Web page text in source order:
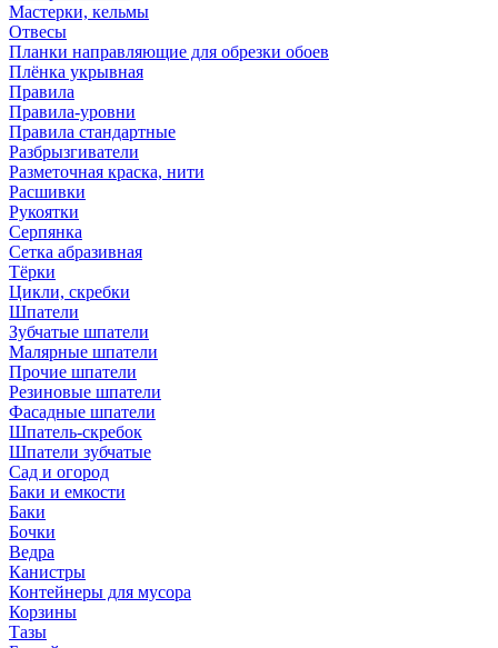
Мастерки, кельмы
Отвесы
Планки направляющие для обрезки обоев
Плёнка укрывная
Правила
Правила-уровни
Правила стандартные
Разбрызгиватели
Разметочная краска, нити
Расшивки
Рукоятки
Серпянка
Сетка абразивная
Тёрки
Цикли, скребки
Шпатели
Зубчатые шпатели
Малярные шпатели
Прочие шпатели
Резиновые шпатели
Фасадные шпатели
Шпатель-скребок
Шпатели зубчатые
Сад и огород
Баки и емкости
Баки
Бочки
Ведра
Канистры
Контейнеры для мусора
Корзины
Тазы